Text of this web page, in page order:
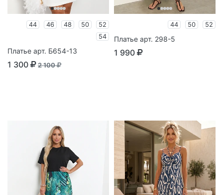
44 46 48 50
52
54
Платье арт. Б654-13
1 300 2 100
44 50 52
Платье арт. 298-5
1 990